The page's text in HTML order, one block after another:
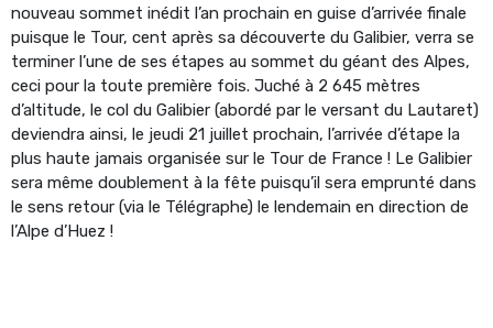
nouveau sommet inédit l’an prochain en guise d’arrivée finale
puisque le Tour, cent après sa découverte du Galibier, verra se
terminer l’une de ses étapes au sommet du géant des Alpes,
ceci pour la toute première fois. Juché à 2 645 mètres
d’altitude, le col du Galibier (abordé par le versant du Lautaret)
deviendra ainsi, le jeudi 21 juillet prochain, l’arrivée d’étape la
plus haute jamais organisée sur le Tour de France ! Le Galibier
sera même doublement à la fête puisqu’il sera emprunté dans
le sens retour (via le Télégraphe) le lendemain en direction de
l’Alpe d’Huez !